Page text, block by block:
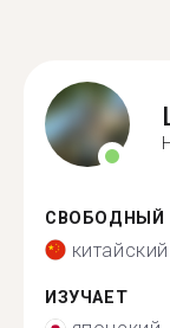
СВОБОДНЫЙ
ИЗУЧАЕТ